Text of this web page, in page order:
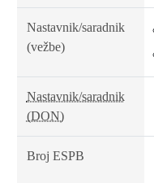
Nastavnik/saradnik
(vežbe)
Nastavnik/saradnik
(DON)
Broj ESPB